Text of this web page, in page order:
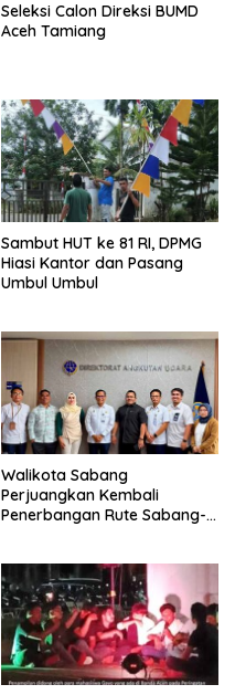
Seleksi Calon Direksi BUMD
Aceh Tamiang
Sambut HUT ke 81 RI, DPMG
Hiasi Kantor dan Pasang
Umbul Umbul
Walikota Sabang
Perjuangkan Kembali
Penerbangan Rute Sabang-